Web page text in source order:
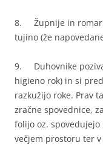
8. Župnije in
tujino (že
9. Duhovnike
higieno rok) in si
razkužijo roke. Prav
zračne spovednice,
folijo oz.
večjem prostoru ter